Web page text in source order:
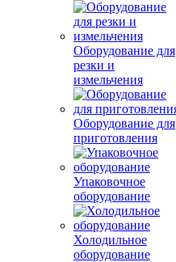
Оборудование для
резки и
измельчения
Оборудование для
приготовления
Упаковочное
оборудование
Холодильное
оборудование